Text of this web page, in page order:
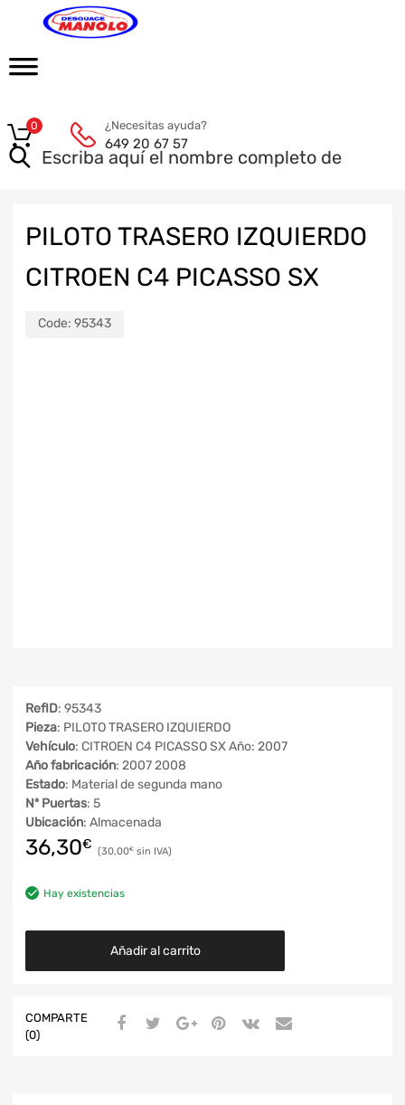
¿Necesitas ayuda?
649 20 67 57
0
PILOTO TRASERO IZQUIERDO
CITROEN C4 PICASSO SX
Code: 95343
RefID: 95343
Pieza: PILOTO TRASERO IZQUIERDO
Vehículo: CITROEN C4 PICASSO SX Año: 2007
Año fabricación: 2007 2008
Estado: Material de segunda mano
Nº Puertas: 5
Ubicación: Almacenada
36,30€ 30,00€
Hay existencias
Añadir al carrito
COMPARTE
(0)